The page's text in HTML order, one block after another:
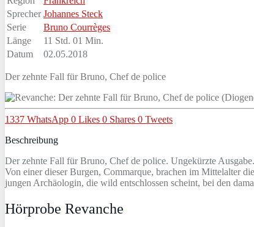
Sprecher Johannes Steck
Serie
Bruno Courrèges
Länge
11 Std. 01 Min.
Datum
02.05.2018
Der zehnte Fall für Bruno, Chef de police
1337 WhatsApp 0 Likes 0 Shares 0 Tweets
Beschreibung
Der zehnte Fall für Bruno, Chef de police. Ungekürzte
Von einer dieser Burgen, Commarque, brachen im Mittelalter
jungen Archäologin, die wild entschlossen scheint, bei den
Hörprobe Revanche